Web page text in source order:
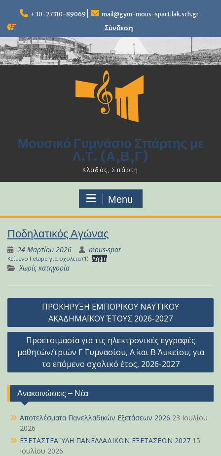
content
+30-27310-89069 mail@gym-mous-spart.lak.sch.gr
Σύνδεση
Μουσικό Γυμνάσιο Σπάρτης με
Λ.Τ. (Α,Β,Γ)
Κλαδάς, Σπάρτη
Menu
Ποδηλατικός Αγώνας
24 Μαρτίου 2026 mous-spar
Κείμενο l etape για σχολεια (1) Λήψη
Χωρίς κατηγορία
Πλοήγηση
ΠΡΟΚΗΡΥΞΗ ΕΜΠΟΡΙΚΟΥ ΝΑΥΤΙΚΟΥ
ΑΚΑΔΗΜΑΪΚΟΥ ΈΤΟΥΣ 2026-2027
Προετοιμασία για τις ηλεκτρονικές εγγραφές
μαθητών/τριών Γ΄ Γυμνασίου, Α΄ και Β΄ Λυκείου, για
το επόμενο σχολικό έτος, 2026-2027
Ανακοινώσεις – Νέα
Αποτελέσματα Πανελλαδικών Εξετάσεων 2026 23 Ιουλίου
2026
ΕΞΕΤΑΣΤΕΑ ΎΛΗ ΠΑΝΕΛΛΑΔΙΚΩΝ ΕΞΕΤΑΣΕΩΝ 2027 15
Ιουλίου 2026